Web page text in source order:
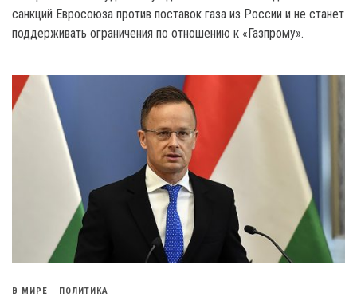
санкций Евросоюза против поставок газа из России и не станет
поддерживать ограничения по отношению к «Газпрому».
В МИРЕ ПОЛИТИКА